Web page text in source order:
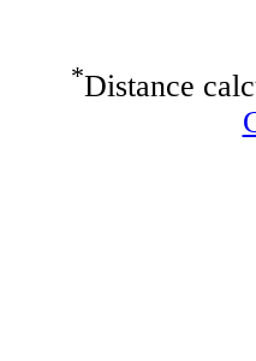
*Distance